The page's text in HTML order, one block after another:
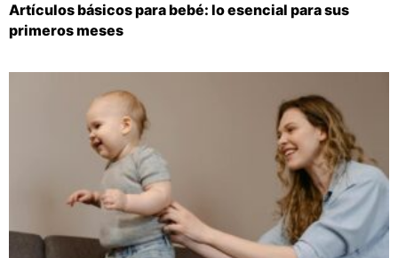
Artículos básicos para bebé: lo esencial para sus
primeros meses